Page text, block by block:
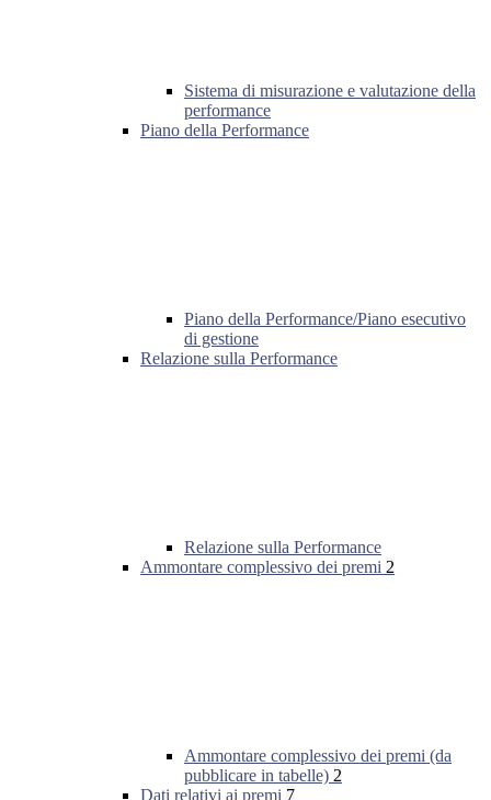
Sistema di misurazione e valutazione della
performance
Piano della Performance
Piano della Performance/Piano esecutivo
di gestione
Relazione sulla Performance
Relazione sulla Performance
Ammontare complessivo dei premi 2
Ammontare complessivo dei premi (da
pubblicare in tabelle) 2
Dati relativi ai premi 7